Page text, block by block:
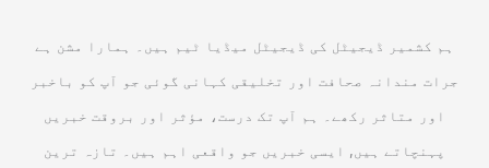
ہم کشمیر ڈیجیٹل کی ڈیجیٹل میڈیا ٹیم ہیں۔ ہمارا مشن ہے
جرات مندانہ صحافت اور تخلیقی کہانی گوئی جو آپ کو باخبر
اور متاثر رکھے۔ ہم آپ تک درست، مؤثر اور بروقت خبریں
پہنچاتے ہیں, ایسی خبریں جو واقعی اہم ہیں۔ تازہ ترین